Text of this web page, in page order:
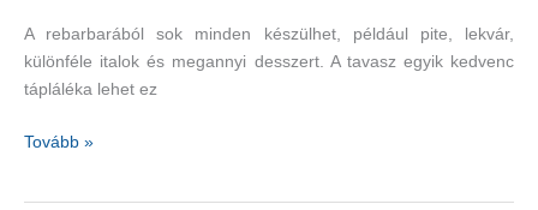
A rebarbarából sok minden készülhet, például pite, lekvár,
különféle italok és megannyi desszert. A tavasz egyik kedvenc
tápláléka lehet ez
Jobb
Tovább »